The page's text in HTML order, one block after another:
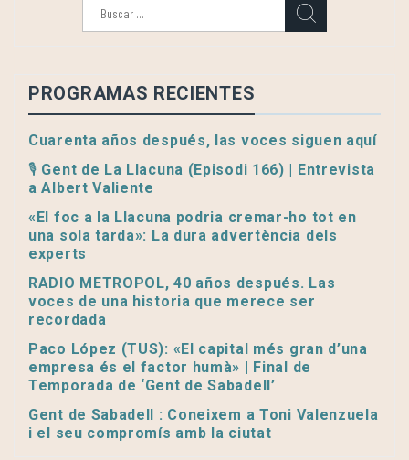
PROGRAMAS RECIENTES
Cuarenta años después, las voces siguen aquí
🎙️ Gent de La Llacuna (Episodi 166) | Entrevista
a Albert Valiente
«El foc a la Llacuna podria cremar-ho tot en
una sola tarda»: La dura advertència dels
experts
RADIO METROPOL, 40 años después. Las
voces de una historia que merece ser
recordada
Paco López (TUS): «El capital més gran d’una
empresa és el factor humà» | Final de
Temporada de ‘Gent de Sabadell’
Gent de Sabadell : Coneixem a Toni Valenzuela
i el seu compromís amb la ciutat